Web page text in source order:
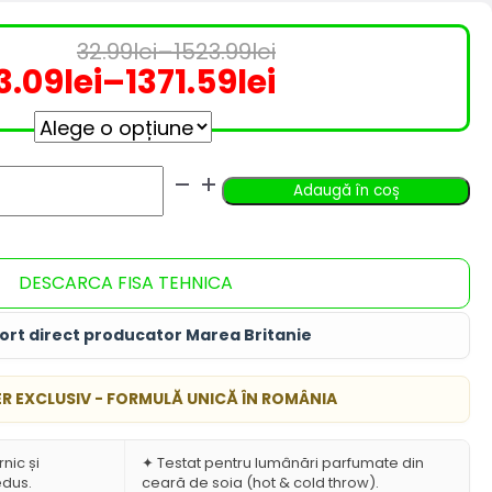
32.99lei–1523.99lei
Interval de prețuri: 32.99lei până la
lei–1371.59lei
de prețuri: 23.09lei
Adaugă în coș
DESCARCA FISA TEHNICA
direct producator Marea Britanie
EXCLUSIV - FORMULĂ UNICĂ ÎN ROMÂNIA
și
✦ Testat pentru lumânări parfumate din
ceară de soia (hot & cold throw).